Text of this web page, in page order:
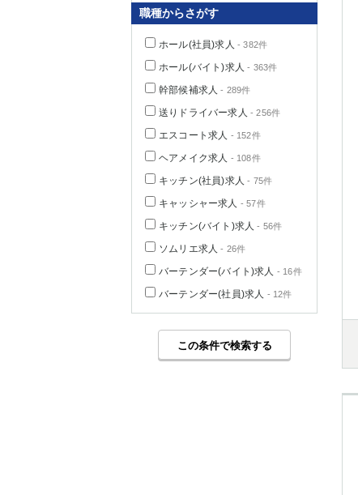
職種からさがす
ホール(社員)求人 - 382件
ホール(バイト)求人 - 363件
幹部候補求人 - 289件
送りドライバー求人 - 256件
エスコート求人 - 152件
ヘアメイク求人 - 108件
キッチン(社員)求人 - 75件
キャッシャー求人 - 57件
キッチン(バイト)求人 - 56件
ソムリエ求人 - 26件
バーテンダー(バイト)求人 - 16件
バーテンダー(社員)求人 - 12件
この条件で検索する